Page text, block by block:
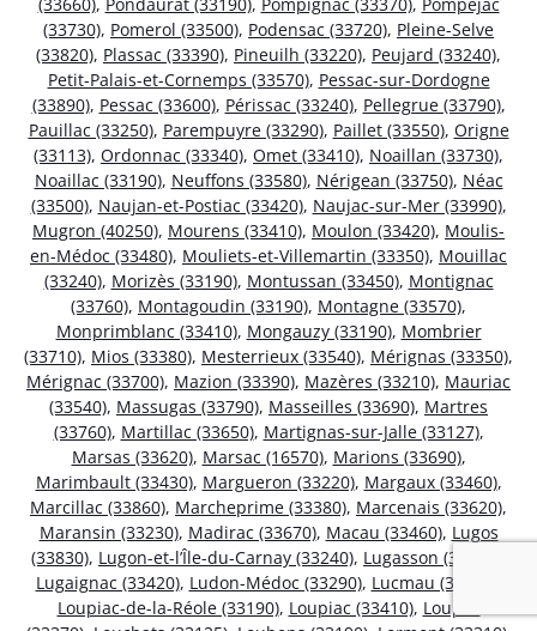
(33730), Pomerol (33500), Podensac (33720), Pleine-Selve
(33820), Plassac (33390), Pineuilh (33220), Peujard (33240),
Petit-Palais-et-Cornemps (33570), Pessac-sur-Dordogne
(33890), Pessac (33600), Périssac (33240), Pellegrue (33790),
Pauillac (33250), Parempuyre (33290), Paillet (33550), Origne
(33113), Ordonnac (33340), Omet (33410), Noaillan (33730),
Noaillac (33190), Neuffons (33580), Nérigean (33750), Néac
(33500), Naujan-et-Postiac (33420), Naujac-sur-Mer (33990),
Mugron (40250), Mourens (33410), Moulon (33420), Moulis-
en-Médoc (33480), Mouliets-et-Villemartin (33350), Mouillac
(33240), Morizès (33190), Montussan (33450), Montignac
(33760), Montagoudin (33190), Montagne (33570),
Monprimblanc (33410), Mongauzy (33190), Mombrier
(33710), Mios (33380), Mesterrieux (33540), Mérignas (33350),
Mérignac (33700), Mazion (33390), Mazères (33210), Mauriac
(33540), Massugas (33790), Masseilles (33690), Martres
(33760), Martillac (33650), Martignas-sur-Jalle (33127),
Marsas (33620), Marsac (16570), Marions (33690),
Marimbault (33430), Margueron (33220), Margaux (33460),
Marcillac (33860), Marcheprime (33380), Marcenais (33620),
Maransin (33230), Madirac (33670), Macau (33460), Lugos
(33830), Lugon-et-l’Île-du-Carnay (33240), Lugasson (33760)
Lugaignac (33420), Ludon-Médoc (33290), Lucmau (33840)
Loupiac-de-la-Réole (33190), Loupiac (33410), Loupes